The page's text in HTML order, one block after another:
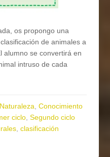
os propongo una
de animales a
alumno se convertirá en
intruso de cada
,Conocimiento
ciclo,Segundo ciclo
,clasificación